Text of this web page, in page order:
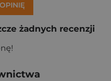
żadnych recenzji